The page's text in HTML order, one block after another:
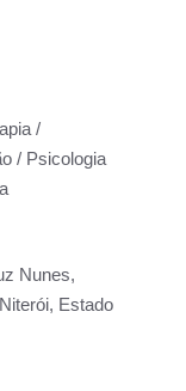
/
/ Psicologia
Nunes,
Estado